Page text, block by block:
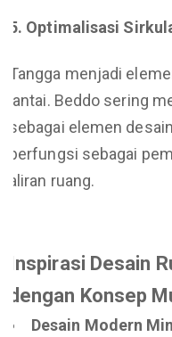
5. Optimalisasi
Tangga menjadi
lantai. Beddo sering
sebagai elemen
berfungsi sebagai
aliran ruang.
Inspirasi Desain
dengan Konsep
Desain Modern